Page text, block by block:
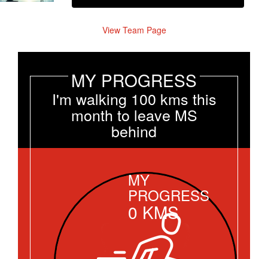
View Team Page
MY PROGRESS
I'm walking 100 kms this
month to leave MS
behind
MY
PROGRESS
0 KMS